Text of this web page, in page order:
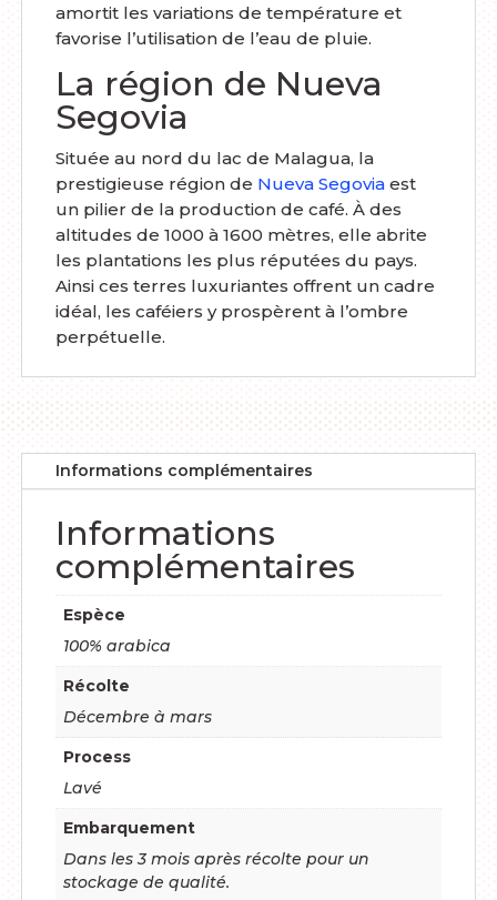
amortit les variations de température et
favorise l’utilisation de l’eau de pluie.
La région de Nueva
Segovia
Située au nord du lac de Malagua, la
prestigieuse région de Nueva Segovia est
un pilier de la production de café. À des
altitudes de 1000 à 1600 mètres, elle abrite
les plantations les plus réputées du pays.
Ainsi ces terres luxuriantes offrent un cadre
idéal, les caféiers y prospèrent à l’ombre
perpétuelle.
Informations complémentaires
Informations
complémentaires
Espèce
100% arabica
Récolte
Décembre à mars
Process
Lavé
Embarquement
Dans les 3 mois après récolte pour un
stockage de qualité.